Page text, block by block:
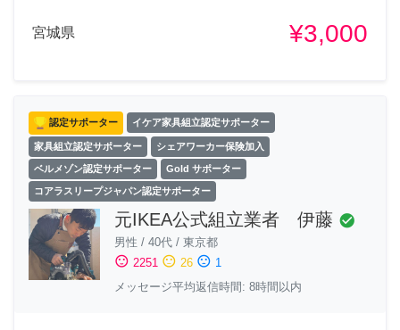
宮城県 ¥3,000
認定サポーター イケア家具組立認定サポーター
家具組立認定サポーター シェアワーカー保険加入
ベルメゾン認定サポーター Gold サポーター
コアラスリープジャパン認定サポーター
元IKEA公式組立業者 伊藤 check_circle
男性 / 40代 / 東京都
sentiment_satisfied 2251 sentiment_neutral 26 sentiment_dissatisfied 1
メッセージ平均返信時間: 8時間以内